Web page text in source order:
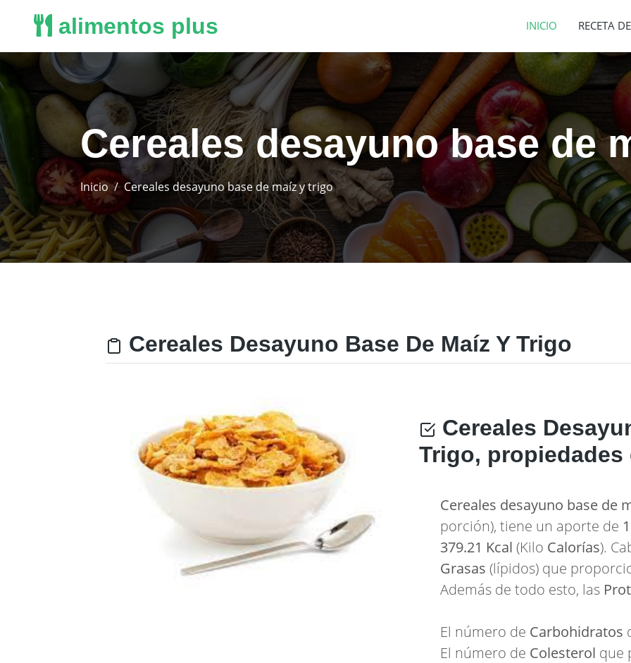
alimentos plus INICIO RECETA
Cereales desayuno base de
Inicio Cereales desayuno base de maíz y trigo
Cereales Desayuno Base De Maíz Y Trigo
Cereales
Trigo,
Cereales desayuno base de
porción), tiene un aporte de
379.21 Kcal (Kilo Calorías).
Grasas (lípidos) que
Además de todo esto, las
El número de Carbohidratos
El número de Colesterol que